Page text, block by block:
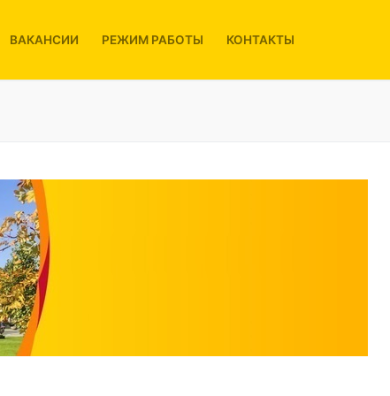
ВАКАНСИИ РЕЖИМ РАБОТЫ КОНТАКТЫ